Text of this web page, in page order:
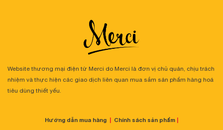
Website thương mại điện tử Merci do Merci là đơn vị chủ quản, chịu trách
nhiệm và thực hiện các giao dịch liên quan mua sắm sản phẩm hàng hoá
tiêu dùng thiết yếu.
Hướng dẫn mua hàng | Chính sách sản phẩm |